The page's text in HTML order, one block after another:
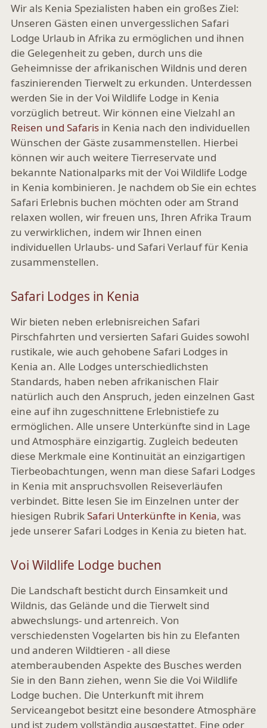
Wir als Kenia Spezialisten haben ein großes Ziel:
Unseren Gästen einen unvergesslichen Safari
Lodge Urlaub in Afrika zu ermöglichen und ihnen
die Gelegenheit zu geben, durch uns die
Geheimnisse der afrikanischen Wildnis und deren
faszinierenden Tierwelt zu erkunden. Unterdessen
werden Sie in der Voi Wildlife Lodge in Kenia
vorzüglich betreut. Wir können eine Vielzahl an
Reisen und Safaris in Kenia nach den individuellen
Wünschen der Gäste zusammenstellen. Hierbei
können wir auch weitere Tierreservate und
bekannte Nationalparks mit der Voi Wildlife Lodge
in Kenia kombinieren. Je nachdem ob Sie ein echtes
Safari Erlebnis buchen möchten oder am Strand
relaxen wollen, wir freuen uns, Ihren Afrika Traum
zu verwirklichen, indem wir Ihnen einen
individuellen Urlaubs- und Safari Verlauf für Kenia
zusammenstellen.
Safari Lodges in Kenia
Wir bieten neben erlebnisreichen Safari
Pirschfahrten und versierten Safari Guides sowohl
rustikale, wie auch gehobene Safari Lodges in
Kenia an. Alle Lodges unterschiedlichsten
Standards, haben neben afrikanischen Flair
natürlich auch den Anspruch, jeden einzelnen Gast
eine auf ihn zugeschnittene Erlebnistiefe zu
ermöglichen. Alle unsere Unterkünfte sind in Lage
und Atmosphäre einzigartig. Zugleich bedeuten
diese Merkmale eine Kontinuität an einzigartigen
Tierbeobachtungen, wenn man diese Safari Lodges
in Kenia mit anspruchsvollen Reiseverläufen
verbindet. Bitte lesen Sie im Einzelnen unter der
hiesigen RubrikSafari Unterkünfte in Kenia, was
jede unserer Safari Lodges in Kenia zu bieten hat.
Voi Wildlife Lodge buchen
Die Landschaft besticht durch Einsamkeit und
Wildnis, das Gelände und die Tierwelt sind
abwechslungs- und artenreich. Von
verschiedensten Vogelarten bis hin zu Elefanten
und anderen Wildtieren - all diese
atemberaubenden Aspekte des Busches werden
Sie in den Bann ziehen, wenn Sie die Voi Wildlife
Lodge buchen. Die Unterkunft mit ihrem
Serviceangebot besitzt eine besondere Atmosphäre
und ist zudem vollständig ausgestattet. Eine oder